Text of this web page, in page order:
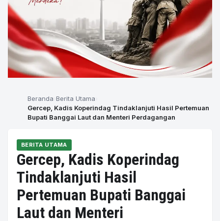
Beranda Berita Utama
Gercep, Kadis Koperindag Tindaklanjuti Hasil Pertemuan
Bupati Banggai Laut dan Menteri Perdagangan
BERITA UTAMA
Gercep, Kadis Koperindag
Tindaklanjuti Hasil
Pertemuan Bupati Banggai
Laut dan Menteri